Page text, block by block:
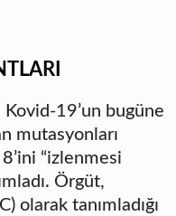
Kovid-19’un bugüne
mutasyonları
“izlenmesi
Örgüt,
olarak tanımladığı